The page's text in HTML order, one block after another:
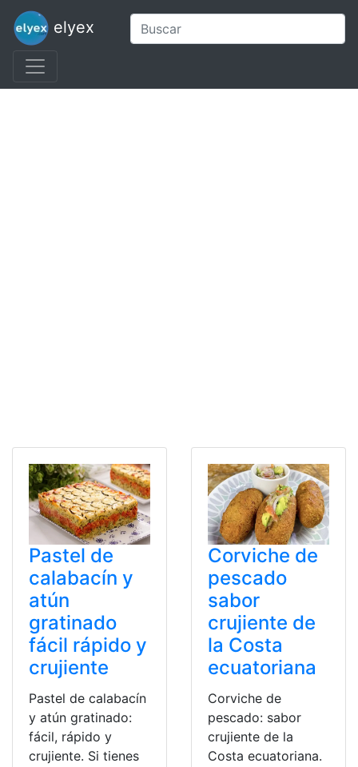
elyex
Pastel de
calabacín y
atún
gratinado
fácil rápido y
crujiente
Pastel de calabacín
y atún gratinado:
fácil, rápido y
crujiente. Si tienes
Corviche de
pescado
sabor
crujiente de
la Costa
ecuatoriana
Corviche de
pescado: sabor
crujiente de la
Costa ecuatoriana.